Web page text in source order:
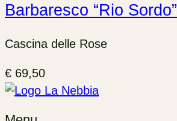
Barbaresco “Rio Sordo”
Cascina delle Rose
€ 69,50